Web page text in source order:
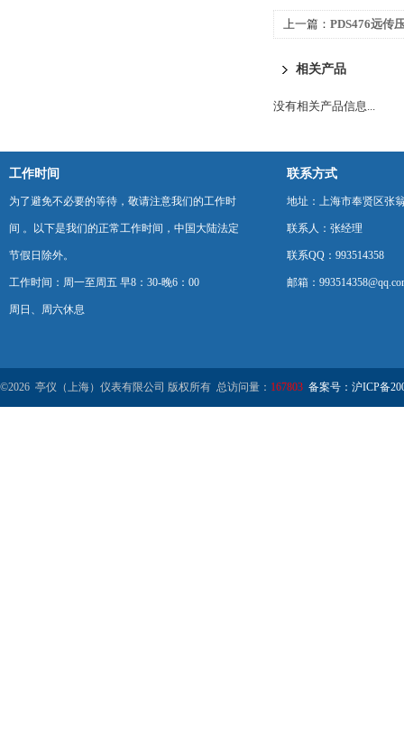
上一篇： PDS476远传
相关产品
没有相关产品信息...
工作时间
为了避免不必要的等待，敬请注意我们的工作时
间 。以下是我们的正常工作时间，中国大陆法定
节假日除外。
工作时间：周一至周五 早8：30-晚6：00
周日、周六休息
联系方式
地址：上海市奉贤区张
联系人：张经理
联系QQ：993514358
邮箱：
©2026 亭仪（上海）仪表有限公司 版权所有 总访问量： 167803 备案号：沪ICP备